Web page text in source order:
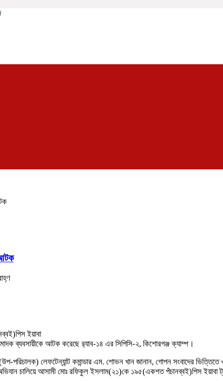
ইয়াবা
ব্যবসায়ীকে আটক করেছে র‍্যাব-১৪ এর সিপিসি-২, কিশোরগঞ্জ ক্যাম্প।
পরিচালক) লেফটেন্যান্ট কমান্ডার এম. শোভন খান জানান, গোপন সংবাদের
অভিযান চালিয়ে আসামী মোঃ রফিকুল ইসলাম(২১)কে ১৯৫(একশত পঁচানব্বই)পিস